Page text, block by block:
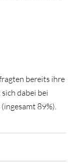
bereits ihre
dabei bei
89%).